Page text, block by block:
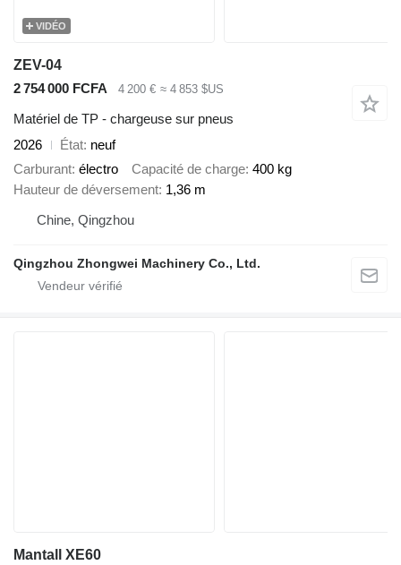
VIDÉO
ZEV-04
2 754 000 FCFA
4 200 € ≈ 4 853 $US
Matériel de TP - chargeuse sur pneus
2026
État neuf
Carburant électro Capacité de charge 400 kg
Hauteur de déversement 1,36 m
Chine, Qingzhou
Qingzhou Zhongwei Machinery Co., Ltd.
Mantall XE60